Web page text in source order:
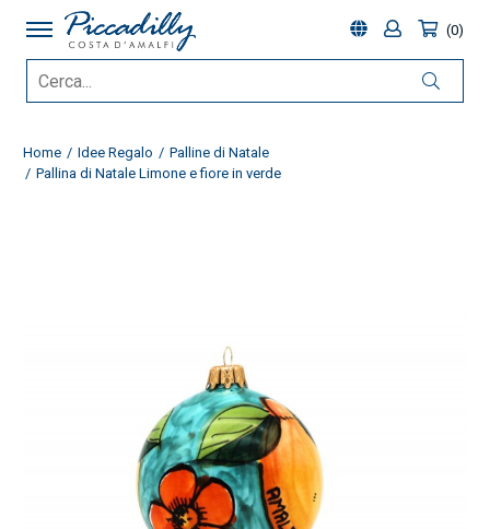
0
Home Idee Regalo
Palline di Natale
Pallina di Natale Limone e fiore in verde